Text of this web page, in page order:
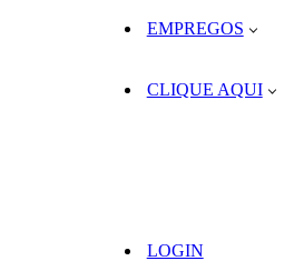
EMPREGOS
CLIQUE AQUI
LOGIN